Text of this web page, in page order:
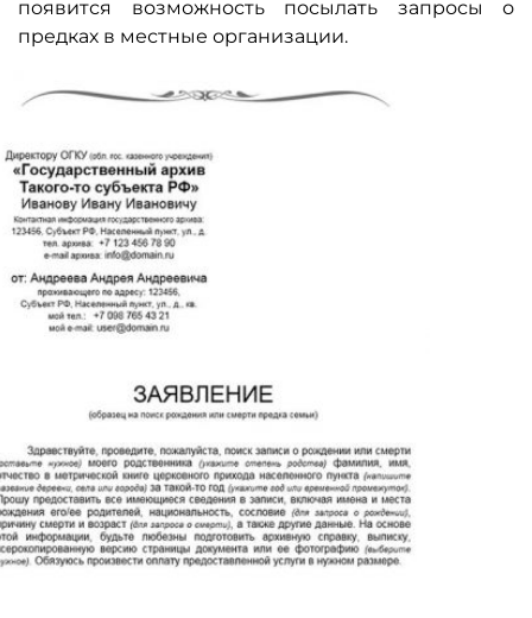
появится возможность посылать запросы о
предках в местные организации.